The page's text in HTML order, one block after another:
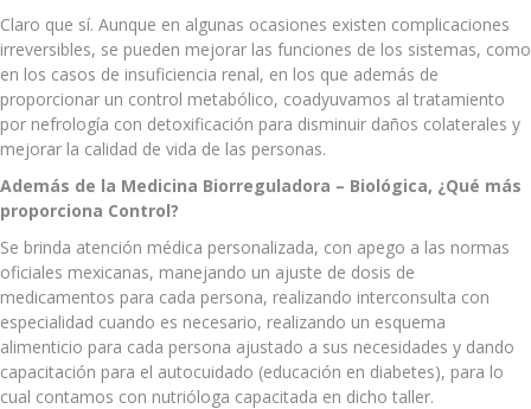
Claro que sí. Aunque en algunas ocasiones existen complicaciones
irreversibles, se pueden mejorar las funciones de los sistemas, como
en los casos de insuficiencia renal, en los que además de
proporcionar un control metabólico, coadyuvamos al tratamiento
por nefrología con detoxificación para disminuir daños colaterales y
mejorar la calidad de vida de las personas.
Además de la Medicina Biorreguladora – Biológica, ¿Qué más
proporciona Control?
Se brinda atención médica personalizada, con apego a las normas
oficiales mexicanas, manejando un ajuste de dosis de
medicamentos para cada persona, realizando interconsulta con
especialidad cuando es necesario, realizando un esquema
alimenticio para cada persona ajustado a sus necesidades y dando
capacitación para el autocuidado (educación en diabetes), para lo
cual contamos con nutrióloga capacitada en dicho taller.